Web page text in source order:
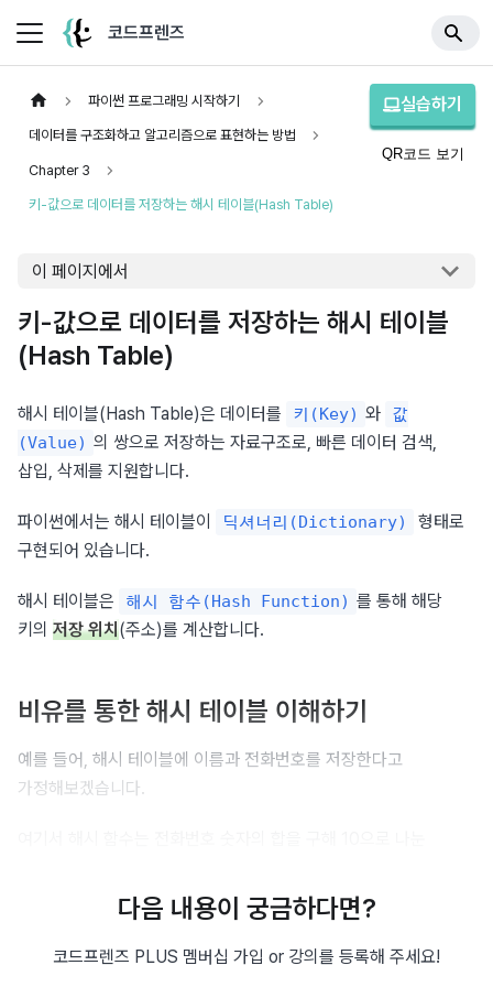
코드프렌즈
파이썬 프로그래밍 시작하기
데이터를 구조화하고 알고리즘으로 표현하는 방법
Chapter 3
키-값으로 데이터를 저장하는 해시 테이블(Hash Table)
실습하기
QR코드 보기
이 페이지에서
키-값으로 데이터를 저장하는 해시 테이블
(Hash Table)
해시 테이블(Hash Table)은 데이터를 키(Key) 와
값
(Value) 의 쌍으로 저장하는 자료구조로, 빠른 데이터 검색,
삽입, 삭제를 지원합니다.
파이썬에서는 해시 테이블이 딕셔너리(Dictionary)
형태로
구현되어 있습니다.
해시 테이블은 해시 함수(Hash Function) 를 통해 해당
키의 저장 위치(주소)를 계산합니다.
비유를 통한 해시 테이블 이해하기
예를 들어, 해시 테이블에 이름과 전화번호를 저장한다고
가정해보겠습니다.
만약 전화번호가 010-1234-5678
0+1+0+1+2+3+4+5+6+7+8 = 37
을 계산하고, 이를 10으로
다음 내용이 궁금하다면?
코드프렌즈 PLUS 멤버십 가입 or 강의를 등록해 주세요!